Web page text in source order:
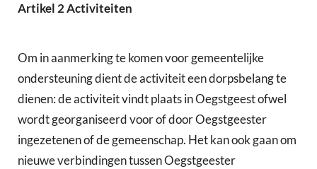
Artikel 2 Activiteiten
Om in aanmerking te komen voor gemeentelijke
ondersteuning dient de activiteit een dorpsbelang te
dienen: de activiteit vindt plaats in Oegstgeest ofwel
wordt georganiseerd voor of door Oegstgeester
ingezetenen of de gemeenschap. Het kan ook gaan om
nieuwe verbindingen tussen Oegstgeester